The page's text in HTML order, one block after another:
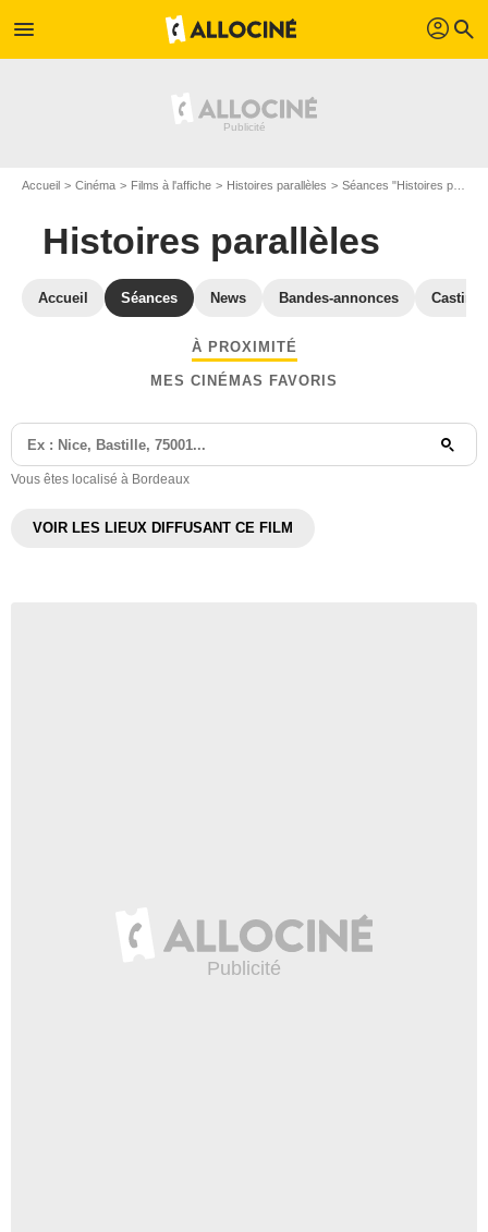
menu profil search
Accueil Cinéma Films à l'affiche Histoires parallèles Séances "Histoires parallèles" Gironde
Histoires parallèles
Accueil Séances News Bandes-annonces Casting
À PROXIMITÉ
MES CINÉMAS FAVORIS
Vous êtes localisé à Bordeaux
VOIR LES LIEUX DIFFUSANT CE FILM